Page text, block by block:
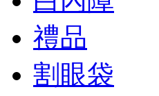
禮品
割眼袋